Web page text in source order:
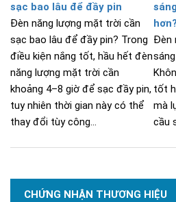
sạc bao lâu để đầy pin
Đèn năng lượng mặt trời cần
sạc bao lâu để đầy pin? Trong
điều kiện nắng tốt, hầu hết đèn
năng lượng mặt trời cần
khoảng 4–8 giờ để sạc đầy pin,
tuy nhiên thời gian này có thể
thay đổi tùy công...
hơn?
Đèn
tốt
mà
cầu
CHỨNG NHẬN THƯƠNG HIỆU